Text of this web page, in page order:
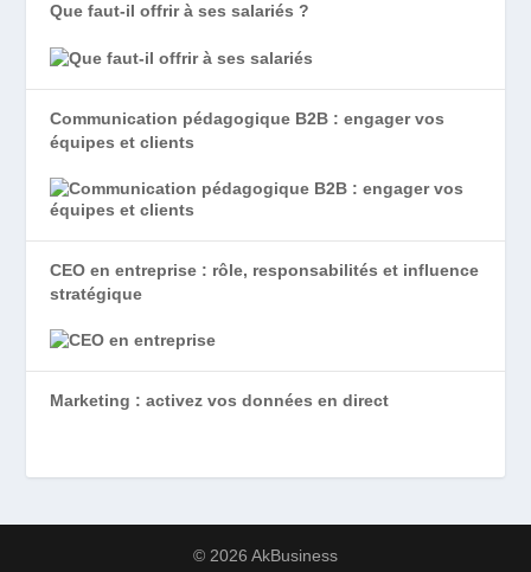
Que faut-il offrir à ses salariés ?
Communication pédagogique B2B : engager vos
équipes et clients
CEO en entreprise : rôle, responsabilités et influence
stratégique
Marketing : activez vos données en direct
© 2026 AkBusiness